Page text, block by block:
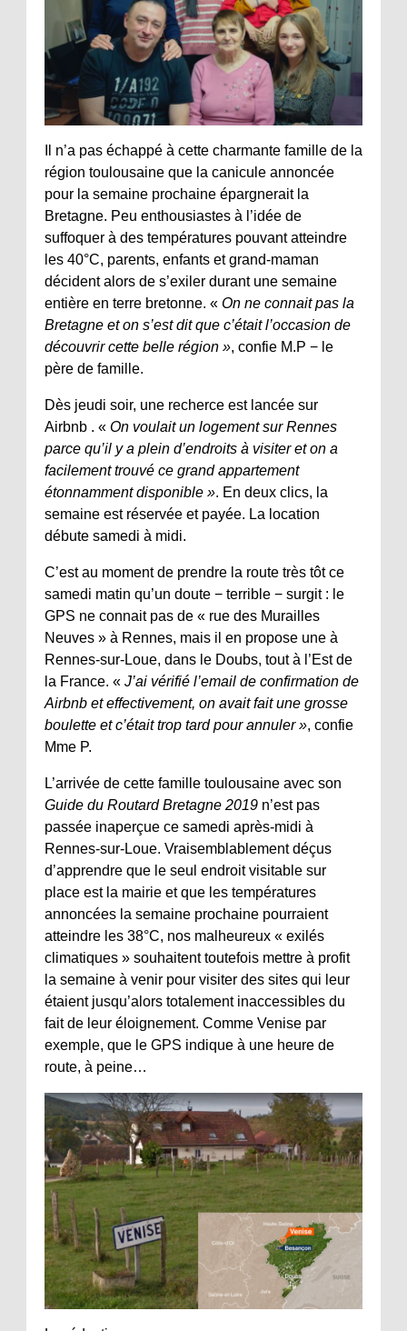
Il n’a pas échappé à cette charmante famille de la
région toulousaine que la canicule annoncée
pour la semaine prochaine épargnerait la
Bretagne. Peu enthousiastes à l’idée de
suffoquer à des températures pouvant atteindre
les 40°C, parents, enfants et grand-maman
décident alors de s’exiler durant une semaine
entière en terre bretonne. « On ne connait pas la
Bretagne et on s’est dit que c’était l’occasion de
découvrir cette belle région », confie M.P − le
père de famille.
Dès jeudi soir, une recherce est lancée sur
Airbnb . « On voulait un logement sur Rennes
parce qu’il y a plein d’endroits à visiter et on a
facilement trouvé ce grand appartement
étonnamment disponible ». En deux clics, la
semaine est réservée et payée. La location
débute samedi à midi.
C’est au moment de prendre la route très tôt ce
samedi matin qu’un doute − terrible − surgit : le
GPS ne connait pas de « rue des Murailles
Neuves » à Rennes, mais il en propose une à
Rennes-sur-Loue, dans le Doubs, tout à l’Est de
la France. « J’ai vérifié l’email de confirmation de
Airbnb et effectivement, on avait fait une grosse
boulette et c’était trop tard pour annuler », confie
Mme P.
L’arrivée de cette famille toulousaine avec son
Guide du Routard Bretagne 2019 n’est pas
passée inaperçue ce samedi après-midi à
Rennes-sur-Loue. Vraisemblablement déçus
d’apprendre que le seul endroit visitable sur
place est la mairie et que les températures
annoncées la semaine prochaine pourraient
atteindre les 38°C, nos malheureux « exilés
climatiques » souhaitent toutefois mettre à profit
la semaine à venir pour visiter des sites qui leur
étaient jusqu’alors totalement inaccessibles du
fait de leur éloignement. Comme Venise par
exemple, que le GPS indique à une heure de
route, à peine…